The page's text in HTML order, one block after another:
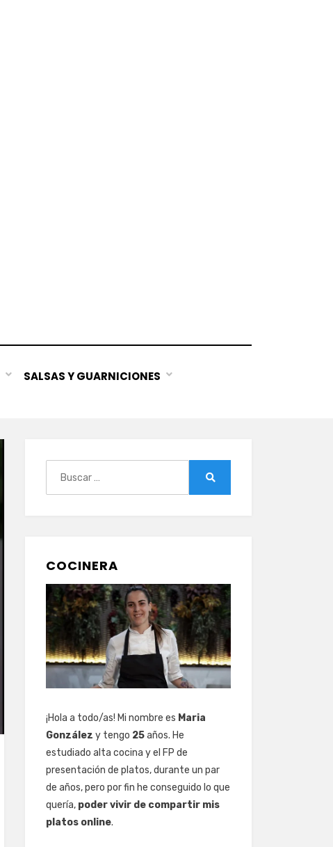
SALSAS Y GUARNICIONES
COCINERA
¡Hola a todo/as! Mi nombre es Maria
González y tengo 25años. He
estudiado alta cocina y el FP de
presentación de platos, durante un par
de años, pero por fin he conseguido lo que
quería, poder vivir de compartir mis
platos online.